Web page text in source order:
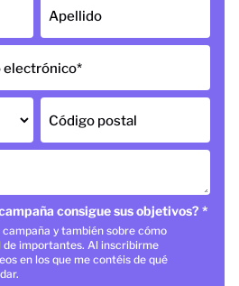
Apellido
electrónico*
Código postal
consigue sus objetivos? *
y también sobre cómo
importantes. Al inscribirme
en los que me contéis de qué